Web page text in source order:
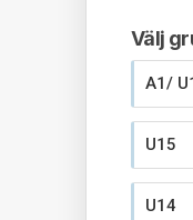
Välj
A1/
U15
U14